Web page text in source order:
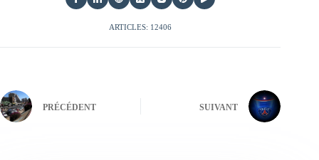
ARTICLES: 12406
PRÉCÉDENT SUIVANT